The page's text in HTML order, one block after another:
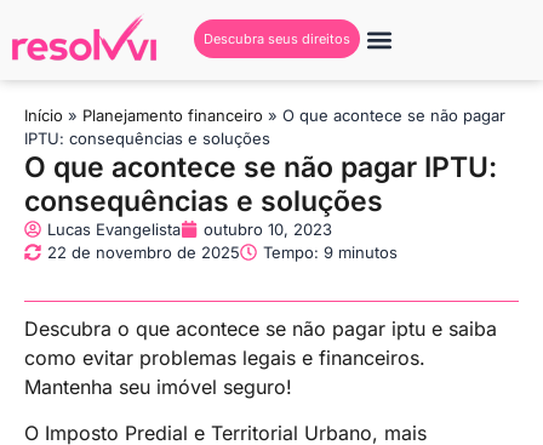
Descubra seus direitos
Início » Planejamento financeiro » O que acontece se não pagar
IPTU: consequências e soluções
O que acontece se não pagar IPTU:
consequências e soluções
Lucas Evangelista
outubro 10, 2023
22 de novembro de 2025
Tempo: 9 minutos
Descubra o que acontece se não pagar iptu e saiba
como evitar problemas legais e financeiros.
Mantenha seu imóvel seguro!
O Imposto Predial e Territorial Urbano, mais